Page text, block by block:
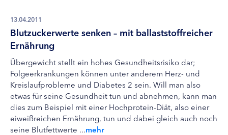
13.04.2011
Blutzuckerwerte senken – mit ballaststoffreicher
Ernährung
Übergewicht stellt ein hohes Gesundheitsrisiko dar;
Folgeerkrankungen können unter anderem Herz- und
Kreislaufprobleme und Diabetes 2 sein. Will man also
etwas für seine Gesundheit tun und abnehmen, kann man
dies zum Beispiel mit einer Hochprotein-Diät, also einer
eiweißreichen Ernährung, tun und dabei gleich auch noch
seine Blutfettwerte ...mehr